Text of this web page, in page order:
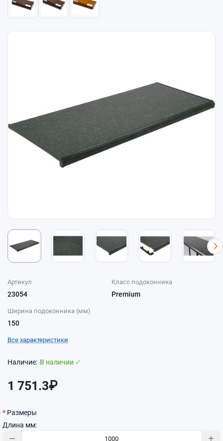
Артикул
23054
Класс подоконника
Premium
Ширина подоконника (мм)
150
Все характеристики
В наличии ✓
1 751.3₽
Размеры
Длина мм: